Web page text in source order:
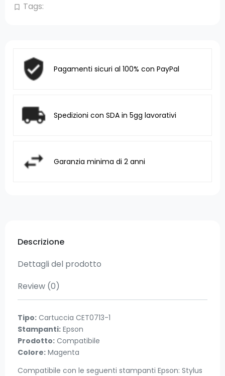
bookmark_border Tags:
Pagamenti sicuri al 100% con PayPal
Spedizioni con SDA in 5gg lavorativi
Garanzia minima di 2 anni
Descrizione
Dettagli del prodotto
Review (0)
Tipo: Cartuccia CET0713-1
Stampanti: Epson
Prodotto: Compatibile
Colore: Magenta
Compatibile con le seguenti stampanti Epson: Stylus